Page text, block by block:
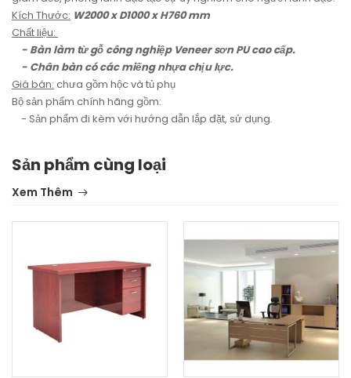
Kích Thước: W2000 x D1000 x H760 mm
Chất liệu:
- Bàn làm từ gỗ công nghiệp Veneer sơn PU cao cấp.
- Chân bàn có các miếng nhựa chịu lực.
Giá bán: chưa gồm hộc và tủ phụ
Bộ sản phẩm chính hãng gồm:
- Sản phẩm đi kèm với hướng dẫn lắp đặt, sử dụng.
Sản phẩm cùng loại
Xem Thêm